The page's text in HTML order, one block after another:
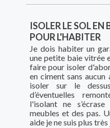
ISOLER LE SOL
POUR L'HABITER
Je dois habiter un
une petite baie vitrée
faire pour isoler
en ciment sans aucun
isoler sur le
d’éventuelles
l'isolant ne
meubles et des pas.
aide je ne suis plus très